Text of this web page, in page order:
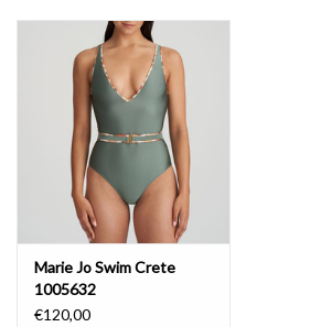
Lingerie-accessoires
Cartes-cadeaux
Marie Jo Swim Crete
1005632
€120,00